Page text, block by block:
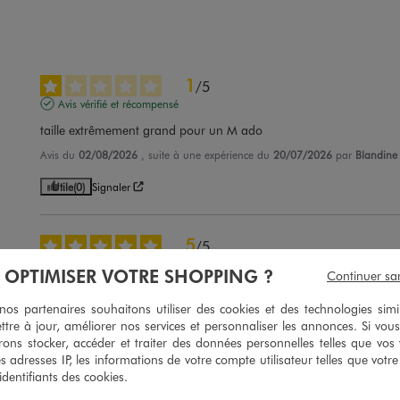
1 /5
Avis vérifié et récompensé
taille extrêmement grand pour un M ado
Avis du 02/08/2026 , suite à une expérience du 20/07/2026 par Blandine
Utile(0) Signaler
5/5
Avis du26/07/2026 , suite à une expérience du13/07/2026 par
Utile (0) Signaler
OPTIMISER VOTRE SHOPPING ?
partenaires souhaitons utiliser des cookies et des technologies
à jour, améliorer nos services et personnaliser les annonces. Si
stocker, accéder et traiter des données personnelles telles que vos
adresses IP, les informations de votre compte utilisateur telles que
des cookies.
Continuer